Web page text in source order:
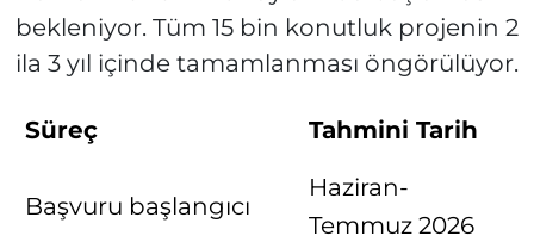
bekleniyor. Tüm 15 bin konutluk projenin 2
ila 3 yıl içinde tamamlanması öngörülüyor.
Süreç Tahmini Tarih
Başvuru başlangıcı
Haziran-
Temmuz 2026